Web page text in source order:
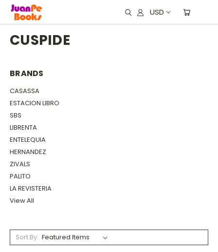
USD
CUSPIDE
BRANDS
CASASSA
ESTACION LIBRO
SBS
LIBRENTA
ENTELEQUIA
HERNANDEZ
ZIVALS
PALITO
LA REVISTERIA
View All
Sort By: